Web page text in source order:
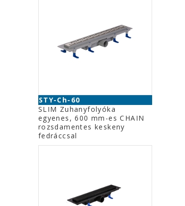
STY-Ch-60
SLIM Zuhanyfolyóka
egyenes, 600 mm-es CHAIN
rozsdamentes keskeny
fedráccsal